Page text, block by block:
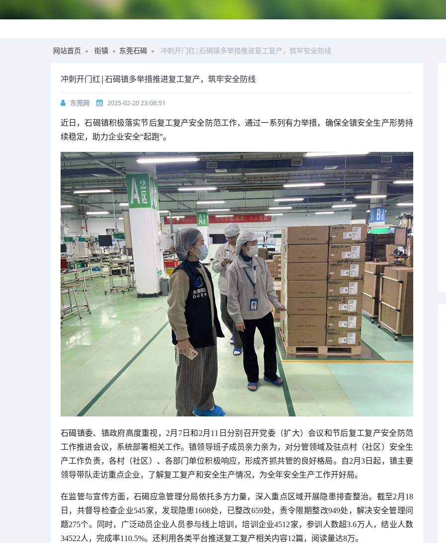
网站首页 街镇 东莞石碣 冲刺开门红|石碣镇多举措推进复工复产，筑牢安全防线
冲刺开门红|石碣镇多举措推进复工复产，筑牢安全防线
东莞网 2025-02-20 23:08:51
近日，石碣镇积极落实节后复工复产安全防范工作，通过一系列有力举措，确保全镇安全生产形势持
续稳定，助力企业安全“起跑”。
石碣镇委、镇政府高度重视，2月7日和2月11日分别召开党委（扩大）会议和节后复工复产安全防范
工作推进会议，系统部署相关工作。镇领导班子成员亲力亲为，对分管领域及驻点村（社区）安全生
产工作负责，各村（社区）、各部门单位积极响应，形成齐抓共管的良好格局。自2月3日起，镇主要
领导带队走访重点企业，了解复工复产和安全生产情况，为全年安全生产工作开好局。
在监管与宣传方面，石碣应急管理分局依托多方力量，深入重点区域开展隐患排查整治。截至2月18
日，共督导检查企业545家，发现隐患1608处，已整改659处，责令限期整改949处，解决安全管理问
题275个。同时，广泛动员企业人员参与线上培训，培训企业4512家，参训人数超3.6万人，结业人数
34522人，完成率110.5%。还利用各类平台推送复工复产相关内容12篇，阅读量达8万。